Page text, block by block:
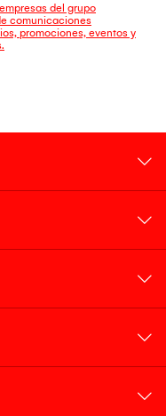
del grupo
comunicaciones
promociones, eventos y